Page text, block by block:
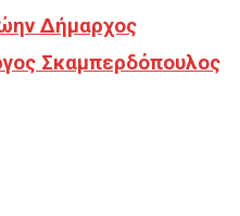
Δήμαρχος
Σκαμπερδόπουλος